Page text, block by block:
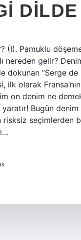
DILDE
(I). Pamuklu
nereden gelir?
dokunan “Serge
ilk olarak
on denim ne
Bugün
seçimlerden